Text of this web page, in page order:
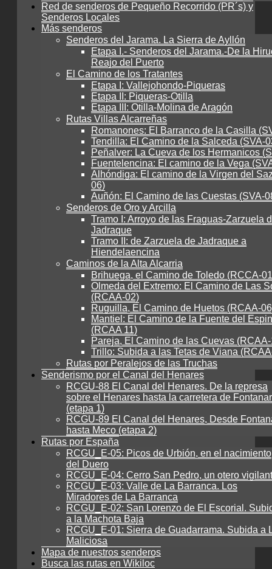
Red de senderos de Pequeño Recorrido (PR´s) y
Senderos Locales
Más senderos
Senderos del Jarama. La Sierra de Ayllón
Etapa I.- Senderos del Jarama.-De la
Reajo del Puerto
El Camino de los Tratantes
Etapa I: Vallejohondo-Piqueras
Etapa II: Piqueras-Otilla
Etapa III: Otilla-Molina de Aragón
Rutas Villas Alcarreñas
Romanones: El Barranco de la Casilla
Tendilla: El Camino de la Salceda (SVA-
Peñalver: La Cueva de los Hermanicos
Fuentelencina: El camino de la Vega
Alhóndiga: El camino de la Virgen del
06)
Auñón: El Camino de las Cuestas (SVA-
Senderos de Oro y Arcilla
Tramo I: Arroyo de las Fraguas-Zarzuela
Jadraque
Tramo II: de Zarzuela de Jadraque a
Hiendelaencina
Caminos de la Alta Alcarria
Brihuega, el Camino de Toledo (RCCA-
Olmeda del Extremo: El Camino de Las
(RCAA-02)
Ruguilla, El Camino de Huetos (RCAA-
Mantiel: El Camino de la Fuente del
(RCAA 11)
Pareja, El Camino de las Cuevas
Trillo: Subida a las Tetas de Viana
Rutas por Peralejos de las Truchas
Senderismo por el Canal del Henares
RCGU-88 El Canal del Henares. De la represa
sobre el Henares hasta la carretera de Fontanar
(etapa 1)
RCGU-89 El Canal del Henares, Desde
hasta Meco (etapa 2)
Rutas por España
RCGU_E-05: Picos de Urbión, en el nacimiento
del Duero
RCGU_E-04: Cerro San Pedro, un otero
RCGU_E-03: Valle de La Barranca. Los
Miradores de La Barranca
RCGU_E-02: San Lorenzo de El Escorial.
a la Machota Baja
RCGU_E-01: Sierra de Guadarrama. Subida a
Maliciosa
Mapa de nuestros senderos
Busca las rutas en Wikiloc